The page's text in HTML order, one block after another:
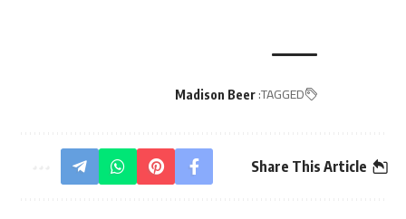
TAGGED:
Madison Beer
Share This Article